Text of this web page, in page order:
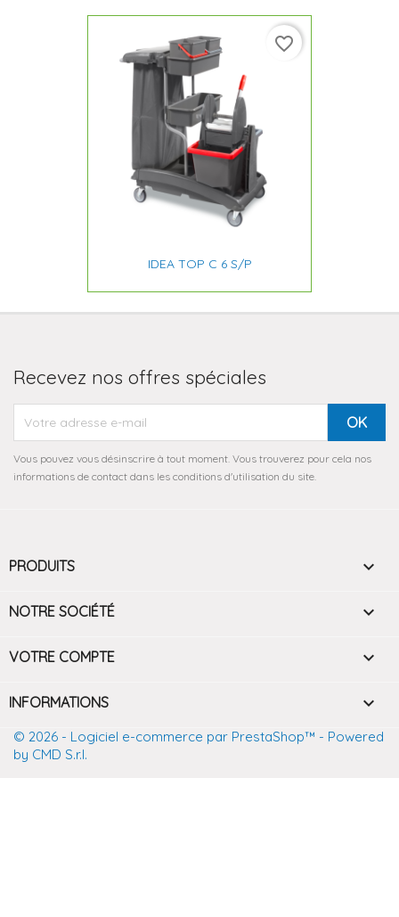
IDEA TOP C 6 S/P
favorite_border
Recevez nos offres spéciales
Vous pouvez vous désinscrire à tout moment. Vous trouverez pour cela nos
informations de contact dans les conditions d'utilisation du site.
PRODUITS 
NOTRE SOCIÉTÉ 
VOTRE COMPTE 
INFORMATIONS keyboard_arrow_down
© 2026 - Logiciel e-commerce par PrestaShop™ - Powered
by CMD S.r.l.